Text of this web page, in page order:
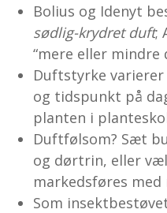
Bolius og Idenyt
sødlig-krydret duft;
“mere eller mindre
Duftstyrke
og tidspunkt på
planten i
Duftfølsom? Sæt
og dørtrin, eller
markedsføres
Som